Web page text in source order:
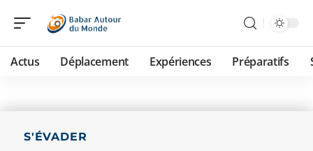
Actus Déplacement Expériences Préparatifs
S'ÉVADER